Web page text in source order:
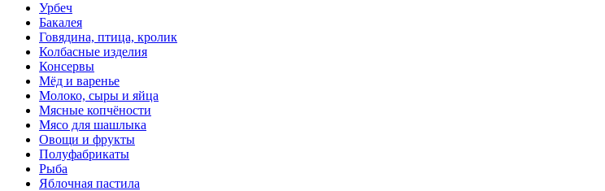
Урбеч
Бакалея
Говядина, птица, кролик
Колбасные изделия
Консервы
Мёд и варенье
Молоко, сыры и яйца
Мясные копчёности
Мясо для шашлыка
Овощи и фрукты
Полуфабрикаты
Рыба
Яблочная пастила